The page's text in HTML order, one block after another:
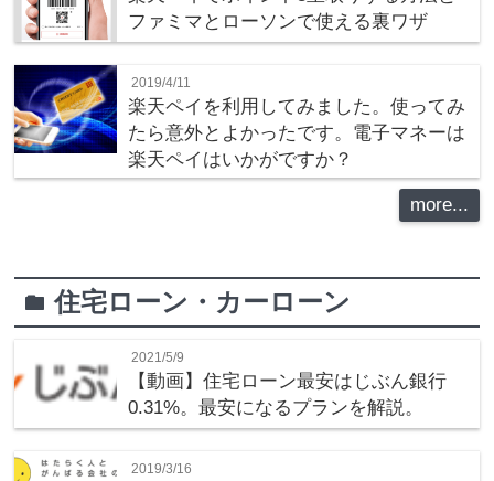
ファミマとローソンで使える裏ワザ
2019/4/11
楽天ペイを利用してみました。使ってみ
たら意外とよかったです。電子マネーは
楽天ペイはいかがですか？
more...
folder住宅ローン・カーローン
2021/5/9
【動画】住宅ローン最安はじぶん銀行
0.31%。最安になるプランを解説。
2019/3/16